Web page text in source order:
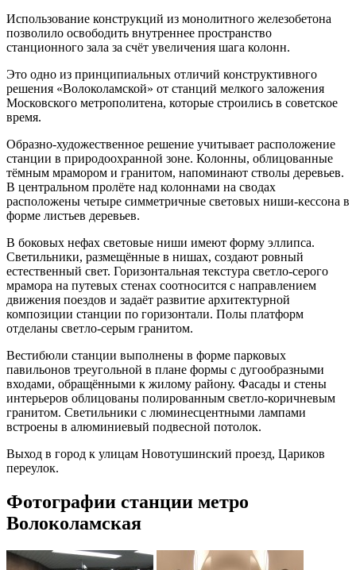
Использование конструкций из монолитного железобетона
позволило освободить внутреннее пространство
станционного зала за счёт увеличения шага колонн.
Это одно из принципиальных отличий конструктивного
решения «Волоколамской» от станций мелкого заложения
Московского метрополитена, которые строились в советское
время.
Образно-художественное решение учитывает расположение
станции в природоохранной зоне. Колонны, облицованные
тёмным мрамором и гранитом, напоминают стволы деревьев.
В центральном пролёте над колоннами на сводах
расположены четыре симметричные световых ниши-кессона в
форме листьев деревьев.
В боковых нефах световые ниши имеют форму эллипса.
Светильники, размещённые в нишах, создают ровный
естественный свет. Горизонтальная текстура светло-серого
мрамора на путевых стенах соотносится с направлением
движения поездов и задаёт развитие архитектурной
композиции станции по горизонтали. Полы платформ
отделаны светло-серым гранитом.
Вестибюли станции выполнены в форме парковых
павильонов треугольной в плане формы с дугообразными
входами, обращёнными к жилому району. Фасады и стены
интерьеров облицованы полированным светло-коричневым
гранитом. Светильники с люминесцентными лампами
встроены в алюминиевый подвесной потолок.
Выход в город к улицам Новотушинский проезд, Цариков
переулок.
Фотографии станции метро
Волоколамская